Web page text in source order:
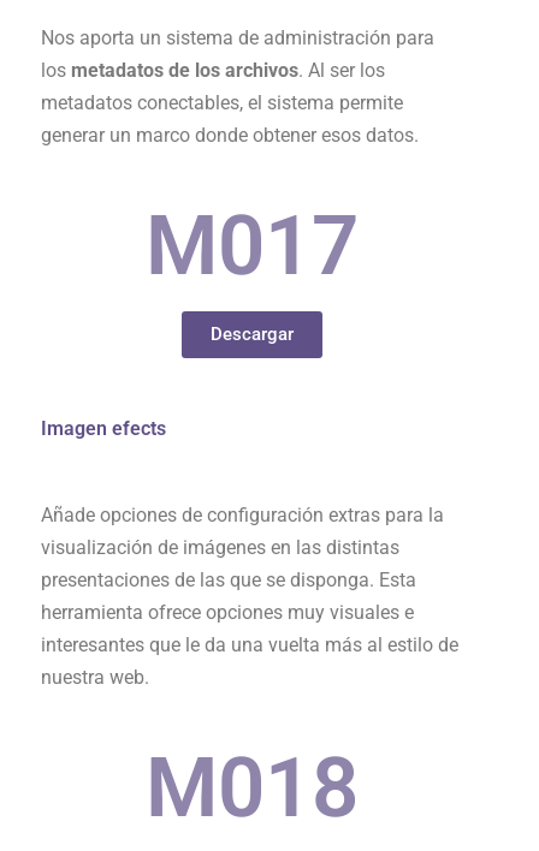
Nos aporta un sistema de administración para
los metadatos de los archivos. Al ser los
metadatos conectables, el sistema permite
generar un marco donde obtener esos datos.
M017
Descargar
Imagen efects
Añade opciones de configuración extras para la
visualización de imágenes en las distintas
presentaciones de las que se disponga. Esta
herramienta ofrece opciones muy visuales e
interesantes que le da una vuelta más al estilo de
nuestra web.
M018